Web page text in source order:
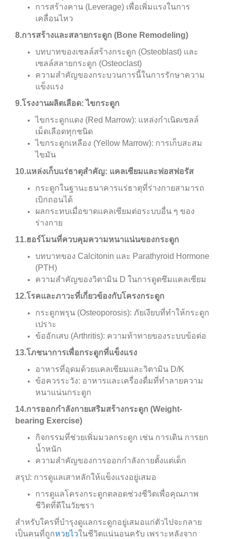
การสร้างคาน (Leverage) เพื่อเพิ่มแรงในการ
เคลื่อนไหว
8.การสร้างและสลายกระดูก (Bone Remodeling)
บทบาทของเซลล์สร้างกระดูก (Osteoblast) และ
เซลล์สลายกระดูก (Osteoclast)
ความสำคัญของกระบวนการนี้ในการรักษาความ
แข็งแรง
9.โรงงานผลิตเลือด: ไขกระดูก
ไขกระดูกแดง (Red Marrow): แหล่งกำเนิดเซลล์
เม็ดเลือดทุกชนิด
ไขกระดูกเหลือง (Yellow Marrow): การเก็บสะสม
ไขมัน
10.แหล่งเก็บแร่ธาตุสำคัญ: แคลเซียมและฟอสฟอรัส
กระดูกในฐานะธนาคารแร่ธาตุที่ร่างกายสามารถ
เบิกถอนได้
ผลกระทบเมื่อขาดแคลเซียมต่อระบบอื่น ๆ ของ
ร่างกาย
11.ฮอร์โมนที่ควบคุมความหนาแน่นของกระดูก
บทบาทของ Calcitonin และ Parathyroid Hormone
(PTH)
ความสำคัญของวิตามิน D ในการดูดซึมแคลเซียม
12.โรคและภาวะที่เกี่ยวข้องกับโครงกระดูก
กระดูกพรุน (Osteoporosis): ภัยเงียบที่ทำให้กระดูก
เปราะ
ข้ออักเสบ (Arthritis): ความท้าทายของระบบข้อต่อ
13.โภชนาการเพื่อกระดูกที่แข็งแรง
อาหารที่อุดมด้วยแคลเซียมและวิตามิน D/K
ข้อควรระวัง: อาหารและเครื่องดื่มที่ทำลายความ
หนาแน่นกระดูก
14.การออกกำลังกายเสริมสร้างกระดูก (Weight-
bearing Exercise)
กิจกรรมที่ช่วยเพิ่มมวลกระดูก เช่น การเดิน การยก
น้ำหนัก
ความสำคัญของการออกกำลังกายตั้งแต่เด็ก
สรุป: การดูแลเสาหลักให้แข็งแรงอยู่เสมอ
การดูแลโครงกระดูกตลอดช่วงชีวิตเพื่อคุณภาพ
ชีวิตที่ดีในวัยชรา
สำหรับใครที่บำรุงดูแลกระดูกอยู่เสมอแก่ตัวไปจะกลาย
เป็นคนที่ถูกหวยไวในชีวิตแน่นอนครับ เพราะหลังจาก